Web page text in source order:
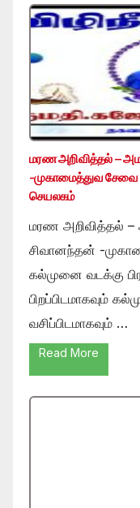
மரண அறிவித்தல் –
-முகாமைத்துவ சேவை
செயலகம்
மரண அறிவித்தல் –
சிவானந்தன் -
கல்முனை வடக்கு
பிறப்பிடமாகவும்
வசிப்பிடமாகவும் …
Read More